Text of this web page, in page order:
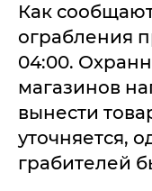
Как
ограбления
04:00.
магазинов
вынести
уточняется,
грабителей